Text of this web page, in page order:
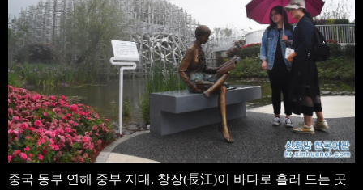
중국 동부 연해 중부 지대, 창장(長江)이 바다로 흘러 드는 곳